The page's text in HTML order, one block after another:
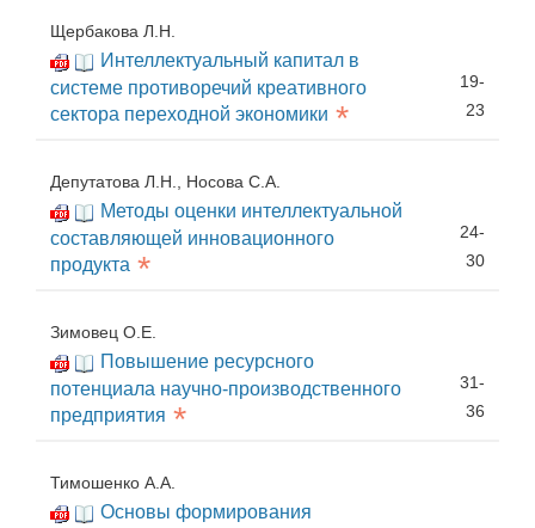
Щербакова Л.Н.
Интеллектуальный капитал в
системе противоречий креативного
сектора переходной экономики *
19-
23
Депутатова Л.Н., Носова С.А.
Методы оценки интеллектуальной
составляющей инновационного
продукта *
24-
30
Зимовец О.Е.
Повышение ресурсного
потенциала научно-производственного
предприятия *
31-
36
Тимошенко А.А.
Основы формирования